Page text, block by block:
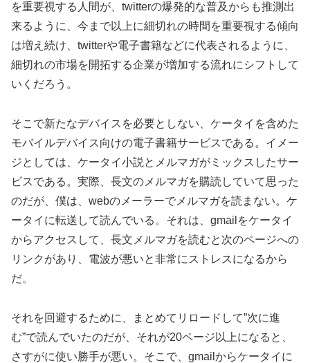
を重要視する人間が、twitterの爆発的な普及からも推測出
来るように、今まで以上に細切れの時間を重要視する傾向
は増え続け、twitterや電子書籍などに代表されるように、
細切れの市場を開拓する企業が増加する流れにシフトして
いくだろう。
そこで新たなデバイスを必要としない、ケータイを含めた
モバイルデバイス向けの電子書籍サービスである。イメー
ジとしては、ケータイ小説とメルマガがミックスしたサー
ビスである。実際、長文のメルマガを購読していて思った
のだが、僕は、webのメーラーでメルマガを読まない。ケ
ータイに転送して読んでいる。それは、gmailをケータイ
からアクセスして、長文メルマガを読むと次のページへの
リンクがあり、電波が悪いと非常にストレスになるから
だ。
それを回避するために、まとめてリロードして”次に進
む”で読んでいたのだが、それが20ページ以上になると、
さすがに使い勝手が悪い。そこで、gmailからケータイに